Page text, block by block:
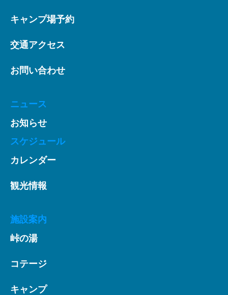
キャンプ場予約
交通アクセス
お問い合わせ
ニュース
お知らせ
スケジュール
カレンダー
観光情報
施設案内
峠の湯
コテージ
キャンプ